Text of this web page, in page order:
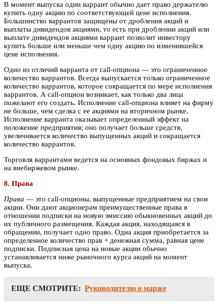
В момент выпуска один варрант обычно дает право держателю
купить одну акцию по соответствующей цене исполнения.
Большинство варрантов защищены от дробления акций и
выплаты дивидендов акциями, то есть при дроблении акций или
выплате дивидендов акциями варрант позволит инвестору
купить больше или меньше чем одну акцию по изменившейся
цене исполнения.
Одно из отличий варранта от call-опциона — это ограниченное
количество варрантов. Всегда выпускается только ограниченное
количество варрантов, которое сокращается по мере исполнения
варрантов. А call-опцион возникает, как только два лица
пожелают его создать. Исполнение call-опциона влияет на фирму
не больше, чем сделка с ее акциями на вторичном рынке.
Исполнение варранта оказывает определенный эффект на
положение предприятия; оно получает больше средств,
увеличивается количество выпущенных акций и сокращается
количество варрантов.
Торговля варрантами ведется на основных фондовых биржах и
на внебиржевом рынке.
8. Права
Права — это call-опционы, выпущенные предприятием на свои
акции. Они дают акционерам преимущественные права в
отношении подписки на новую эмиссию обыкновенных акций до
их публичного размещения. Каждая акция, находящаяся в
обращении, получает одно право. Одна акция приобретается за
определенное количество прав + денежная сумма, равная цене
подписки. Подписная цена на новые акции обычно
устанавливается ниже рыночного курса акций на момент
выпуска.
ЕЩЕ СМОТРИТЕ: Руководителю о марже